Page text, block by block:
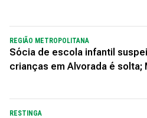
REGIÃO METROPOLITANA
Sócia de escola infantil
crianças em Alvorada é solta;
RESTINGA